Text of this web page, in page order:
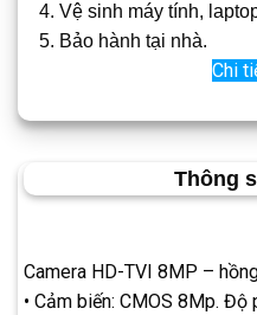
4. Vệ sinh máy tính,
5. Bảo hành tại nhà.
Chi
Thông
Camera HD-TVI 8MP –
• Cảm biến: CMOS 8Mp. Độ